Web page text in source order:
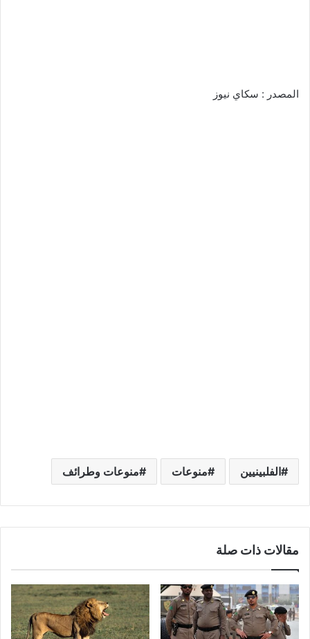
المصدر : سكاي نيوز
الفلبينيين منوعات منوعات وطرائف
مقالات ذات صلة